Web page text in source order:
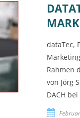
dataTec,
Rahmen
von Jörg
DACH